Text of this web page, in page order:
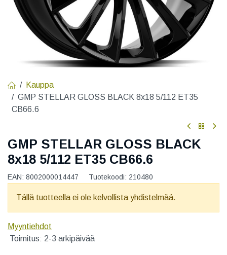
Kauppa
GMP STELLAR GLOSS BLACK 8x18 5/112 ET35
CB66.6
GMP STELLAR GLOSS BLACK
8x18 5/112 ET35 CB66.6
EAN: 8002000014447 Tuotekoodi: 210480
Tällä tuotteella ei ole kelvollista yhdistelmää.
Myyntiehdot
Toimitus: 2-3 arkipäivää